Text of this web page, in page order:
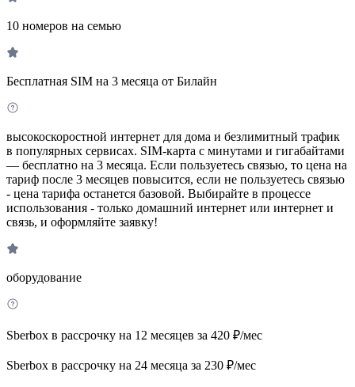
10 номеров на семью
Бесплатная SIM на 3 месяца от Билайн
высокоскоростной интернет для дома и безлимитный трафик
в популярных сервисах. SIM-карта с минутами и гигабайтами
— бесплатно на 3 месяца. Если пользуетесь связью, то цена на
тариф после 3 месяцев повысится, если не пользуетесь связью
- цена тарифа останется базовой. Выбирайте в процессе
использования - только домашний интернет или интернет и
связь, и оформляйте заявку!
оборудование
Sberbox в рассрочку на 12 месяцев за 420 ₽/мес
Sberbox в рассрочку на 24 месяца за 230 ₽/мес